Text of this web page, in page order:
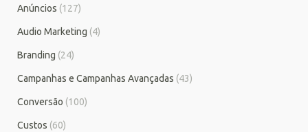
Anúncios (127)
Audio Marketing (4)
Branding (24)
Campanhas e Campanhas Avançadas (43)
Conversão (100)
Custos (60)